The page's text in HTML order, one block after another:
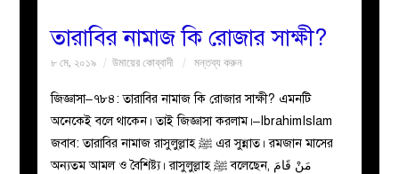
তারাবির নামাজ কি রোজার সাক্ষী?
৮ মে, ২০১৯ উমায়ের কোব্বাদী মন্তব্য করুন
জিজ্ঞাসা–৭৮৪: তারাবির নামাজ কি রোজার সাক্ষী? এমনটি
অনেকেই বলে থাকেন। তাই জিজ্ঞাসা করলাম।–IbrahimIslam
জবাব: তারাবির নামাজ রাসুলুল্লাহ ﷺ এর সুন্নাত। রমজান মাসের
অন্যতম আমল ও বৈশিষ্ট্য। রাসুলুল্লাহ ﷺ বলেছেন, مَنْ قَامَ